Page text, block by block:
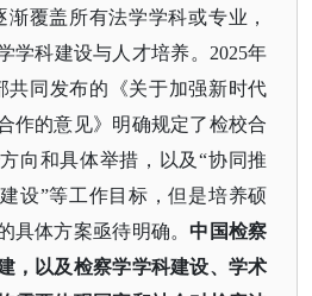
覆盖所有法学学科或专业，
学科建设与人才培养。2025年
共同发布的《关于加强新时代
作的意见》明确规定了检校合
向和具体举措，以及“协同推
设”等工作目标，但是培养硕
具体方案亟待明确。中国检察
，以及检察学学科建设、学术